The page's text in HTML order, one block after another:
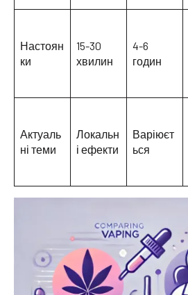
Настоян
ки
15-30
хвилин
4-6
годин
Актуаль
ні теми
Локальн
і ефекти
Варіюєт
ься